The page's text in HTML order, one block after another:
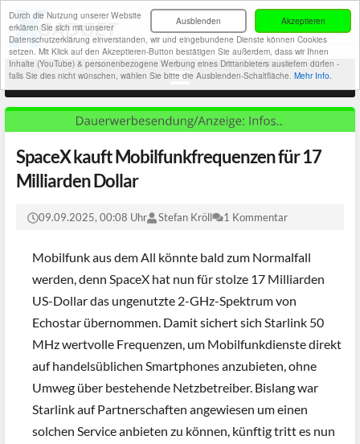
Akzeptieren
Ausblenden
Durch die Nutzung unserer Website
erklären Sie sich mit unserer
Datenschutzerklärung einverstanden, wir und eingebundene Dienste können Cookies
setzen. Mit Klick auf den Akzeptieren-Button bestätigen Sie außerdem, dass wir Ihnen
Inhalte (YouTube) & personenbezogene Werbung eines Drittanbieters ausliefern dürfen -
falls Sie dies nicht wünschen, wählen Sie bitte die Ausblenden-Schaltfläche. Mehr Info.
SpaceX kauft Mobilfunkfrequenzen für 17
Milliarden Dollar
09.09.2025, 00:08 Uhr Stefan Kröll 1 Kommentar
Mobilfunk aus dem All könnte bald zum Normalfall
werden, denn SpaceX hat nun für stolze 17 Milliarden
US-Dollar das ungenutzte 2-GHz-Spektrum von
Echostar übernommen. Damit sichert sich Starlink 50
MHz wertvolle Frequenzen, um Mobilfunkdienste direkt
auf handelsüblichen Smartphones anzubieten, ohne
Umweg über bestehende Netzbetreiber. Bislang war
Starlink auf Partnerschaften angewiesen um einen
solchen Service anbieten zu können, künftig tritt es nun